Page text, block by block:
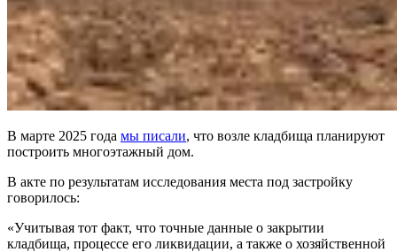
В марте 2025 года мы писали, что возле кладбища планируют
построить многоэтажный дом.
В акте по результатам исследования места под застройку
говорилось:
«Учитывая тот факт, что точные данные о закрытии
кладбища, процессе его ликвидации, а также о хозяйственной